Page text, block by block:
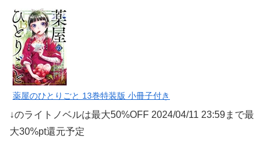
薬屋のひとりごと 13巻特装版 小冊子付き
↓のライトノベルは最大50%OFF 2024/04/11 23:59まで最
大30%pt還元予定